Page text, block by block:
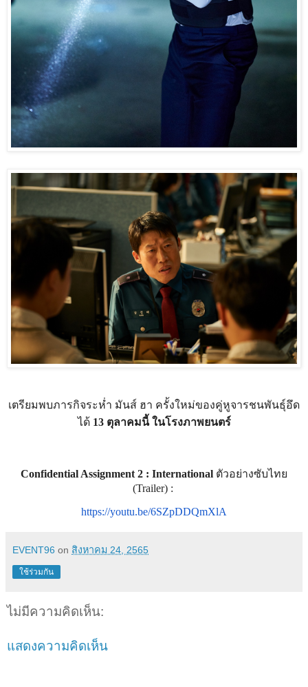
เตรียมพบภารกิจระห่ำ มันส์ ฮา ครั้งใหม่ของคู่หูจารชนพันธุ์อึด
ได้ 13 ตุลาคมนี้ ในโรงภาพยนตร์
Confidential Assignment 2 : International ตัวอย่างซับไทย
(Trailer) :
https://youtu.be/6SZpDDQmXlA
EVENT96 on สิงหาคม 24, 2565
ใช้ร่วมกัน
ไม่มีความคิดเห็น:
แสดงความคิดเห็น